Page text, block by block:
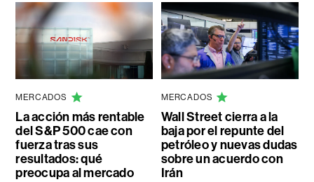
MERCADOS
La acción más rentable
del S&P 500 cae con
fuerza tras sus
resultados: qué
preocupa al mercado
MERCADOS
Wall Street cierra a la
baja por el repunte del
petróleo y nuevas dudas
sobre un acuerdo con
Irán